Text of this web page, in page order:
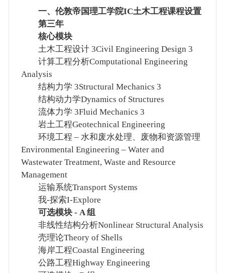
一、伦敦帝国理工学院IC土木工程课程设置
第三年
核心模块
土木工程设计 3Civil Engineering Design 3
计算工程分析Computational Engineering
Analysis
结构力学 3Structural Mechanics 3
结构动力学Dynamics of Structures
流体力学 3Fluid Mechanics 3
岩土工程Geotechnical Engineering
环境工程 – 水和废水处理、废物和资源管理
Environmental Engineering – Water and
Wastewater Treatment, Waste and Resource
Management
运输系统Transport Systems
我-探索I-Explore
可选模块 - A 组
非线性结构分析Nonlinear Structural Analysis
壳理论Theory of Shells
海岸工程Coastal Engineering
公路工程Highway Engineering